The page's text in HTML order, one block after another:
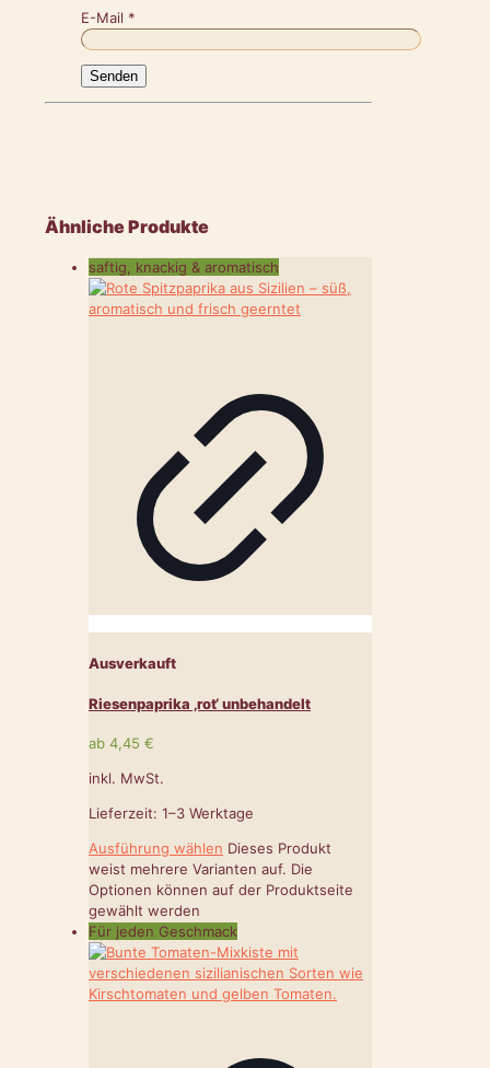
E-Mail *
Ähnliche Produkte
saftig, knackig & aromatisch
Ausverkauft
Riesenpaprika ‚rot‘ unbehandelt
ab 4,45 €
inkl. MwSt.
Lieferzeit: 1–3 Werktage
Ausführung wählen Dieses Produkt
weist mehrere Varianten auf. Die
Optionen können auf der Produktseite
gewählt werden
Für jeden Geschmack